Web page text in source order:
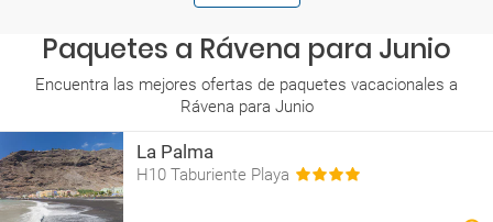
Paquetes a Rávena para Junio
Encuentra las mejores ofertas de paquetes vacacionales a
Rávena para Junio
La Palma
H10 Taburiente Playa